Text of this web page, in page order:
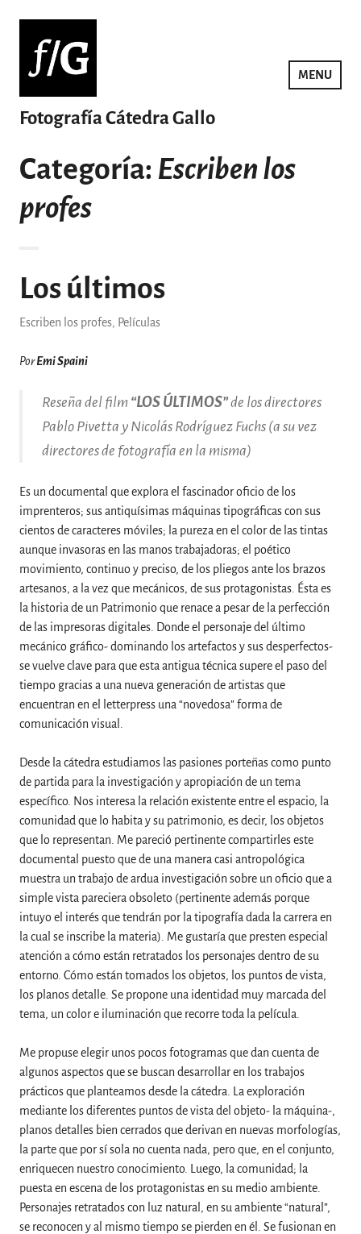
contenido
Fotografía Cátedra Gallo
MENU
Categoría: Escriben los
profes
Los últimos
Escriben los profes Películas
PorEmi Spaini
Reseña del film “LOS ÚLTIMOS”de los directores
Pablo Pivetta y Nicolás Rodríguez Fuchs (a su vez
directores de fotografía en la misma)
Es un documental que explora el fascinador oficio de los
imprenteros; sus antiquísimas máquinas tipográficas con sus
cientos de caracteres móviles; la pureza en el color de las tintas
aunque invasoras en las manos trabajadoras; el poético
movimiento, continuo y preciso, de los pliegos ante los brazos
artesanos, a la vez que mecánicos, de sus protagonistas. Ésta es
la historia de un Patrimonio que renace a pesar de la perfección
de las impresoras digitales. Donde el personaje del último
mecánico gráfico- dominando los artefactos y sus desperfectos-
se vuelve clave para que esta antigua técnica supere el paso del
tiempo gracias a una nueva generación de artistas que
encuentran en el letterpress una “novedosa” forma de
comunicación visual.
Desde la cátedra estudiamos las pasiones porteñas como punto
de partida para la investigación y apropiación de un tema
específico. Nos interesa la relación existente entre el espacio, la
comunidad que lo habita y su patrimonio, es decir, los objetos
que lo representan. Me pareció pertinente compartirles este
documental puesto que de una manera casi antropológica
muestra un trabajo de ardua investigación sobre un oficio que a
simple vista pareciera obsoleto (pertinente además porque
intuyo el interés que tendrán por la tipografía dada la carrera en
la cual se inscribe la materia). Me gustaría que presten especial
atención a cómo están retratados los personajes dentro de su
entorno. Cómo están tomados los objetos, los puntos de vista,
los planos detalle. Se propone una identidad muy marcada del
tema, un color e iluminación que recorre toda la película.
Me propuse elegir unos pocos fotogramas que dan cuenta de
algunos aspectos que se buscan desarrollar en los trabajos
prácticos que planteamos desde la cátedra. La exploración
mediante los diferentes puntos de vista del objeto- la máquina-,
planos detalles bien cerrados que derivan en nuevas morfologías,
la parte que por sí sola no cuenta nada, pero que, en el conjunto,
enriquecen nuestro conocimiento. Luego, la comunidad; la
puesta en escena de los protagonistas en su medio ambiente.
Personajes retratados con luz natural, en su ambiente “natural”,
se reconocen y al mismo tiempo se pierden en él. Se fusionan en